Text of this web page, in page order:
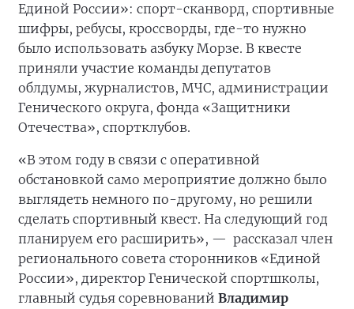
Единой России»: спорт-сканворд, спортивные
шифры, ребусы, кроссворды, где-то нужно
было использовать азбуку Морзе. В квесте
приняли участие команды депутатов
облдумы, журналистов, МЧС, администрации
Генического округа, фонда «Защитники
Отечества», спортклубов.
«В этом году в связи с оперативной
обстановкой само мероприятие должно было
выглядеть немного по-другому, но решили
сделать спортивный квест. На следующий год
планируем его расширить», — рассказал член
регионального совета сторонников «Единой
России», директор Генической спортшколы,
главный судья соревнований Владимир